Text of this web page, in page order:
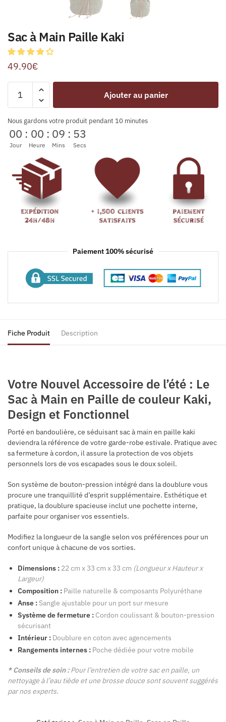
Sac à Main Paille Kaki
49.90€
Ajouter au panier
Nous gardons votre produit pendant 10 minutes
00
Jour
: 00
Heure
: 09
Mins
: 53
Secs
Paiement 100% sécurisé
Fiche Produit Description
Votre Nouvel Accessoire de l’été : Le
Sac à Main en Paille de couleur Kaki,
Design et Fonctionnel
Porté en bandoulière, ce séduisant sac à main en paille kaki
deviendra la référence de votre garde-robe estivale. Pratique avec
sa fermeture à cordon, il assure la protection de vos objets
personnels lors de vos escapades sous le doux soleil.
Son système de bouton-pression intégré dans la doublure vous
procure une tranquillité d’esprit supplémentaire. Esthétique et
pratique, la doublure spacieuse inclut une pochette interne,
parfaite pour organiser vos essentiels.
Modifiez la longueur de la sangle selon vos préférences pour un
confort unique à chacune de vos sorties.
Dimensions : 22 cm x 33 cm x 33 cm (Longueur x Hauteur x
Largeur)
Composition : Paille naturelle & composants Polyuréthane
Anse : Sangle ajustable pour un port sur mesure
Système de fermeture : Cordon coulissant & bouton-pression
sécurisant
Intérieur : Doublure en coton avec agencements
Rangements internes : Poche dédiée pour votre mobile
* Conseils de soin :Pour l’entretien de votre sac en paille, un
nettoyage à l’eau tiède et une brosse douce sont souvent suggérés
par nos experts.